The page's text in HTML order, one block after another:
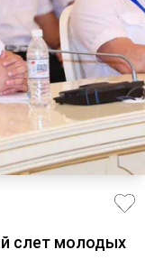
слет молодых